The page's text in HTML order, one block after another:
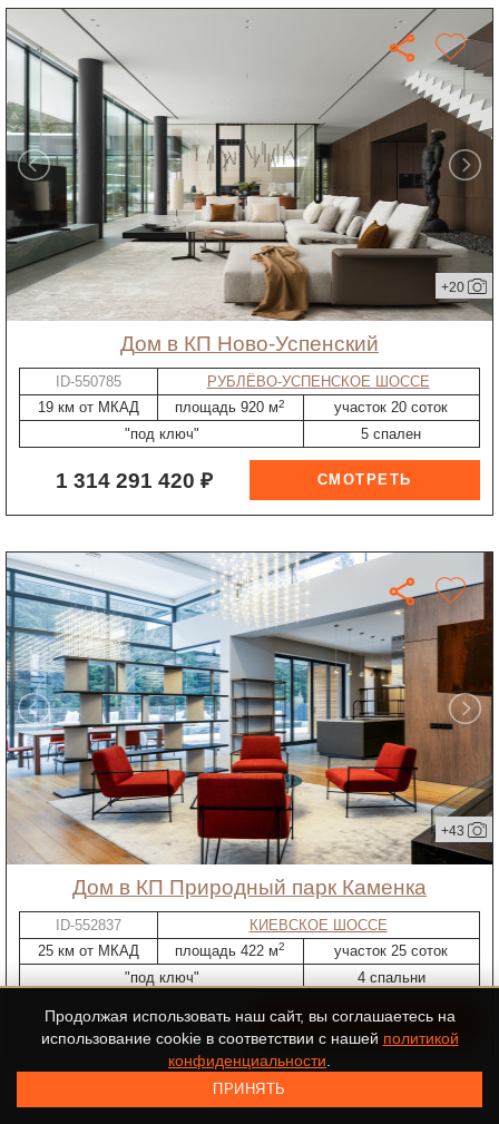
+20
дом в КП Ново-Успенский
ID-550785
РУБЛЁВО-УСПЕНСКОЕ ШОССЕ
19 км от МКАД
площадь 920 м2
участок 20 соток
"под ключ"
5 спален
1 314 291 420 ₽
+43
дом в КП Природный парк Каменка
ID-552837
КИЕВСКОЕ ШОССЕ
25 км от МКАД
площадь 422 м2
участок 25 соток
"под ключ"
4 спальни
215 000 000 ₽
Показано 27 из 1232 объектов
Продолжая использовать наш сайт, вы соглашаетесь на
использование cookie в соответствии с нашей политикой
конфиденциальности
ПРИНЯТЬ